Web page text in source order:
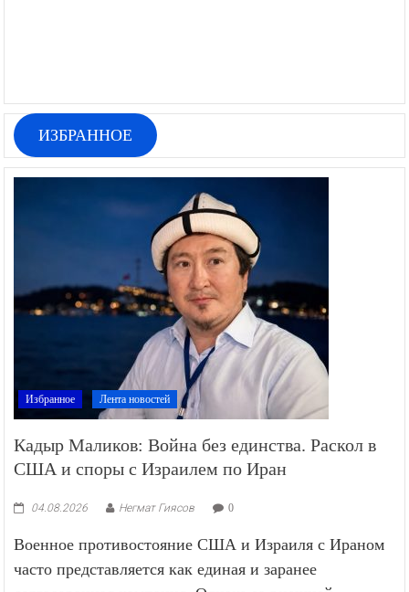
ИЗБРАННОЕ
Избранное Лента новостей
Кадыр Маликов: Война без единства. Раскол в
США и споры с Израилем по Иран
04.08.2026 Негмат Гиясов 0
Военное противостояние США и Израиля с Ираном
часто представляется как единая и заранее